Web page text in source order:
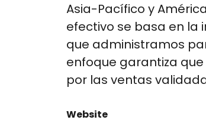
Asia-Pacífico y
efectivo se basa en la
que administramos
enfoque garantiza
por las ventas
Website